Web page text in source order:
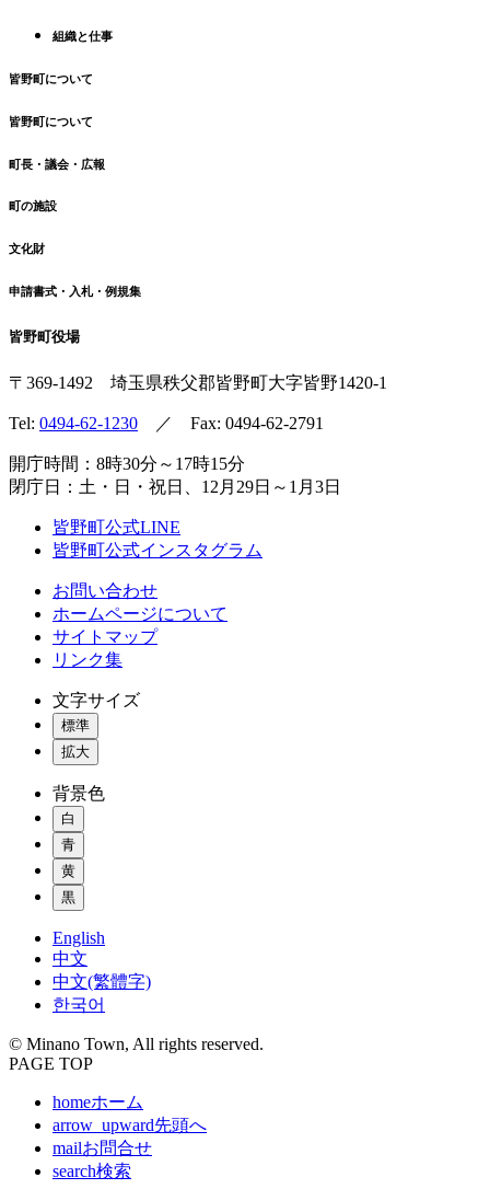
組織と仕事
皆野町について
皆野町について
町長・議会・広報
町の施設
文化財
申請書式・入札・例規集
皆野町役場
〒369-1492 埼玉県秩父郡皆野町大字皆野1420-1
Tel: 0494-62-1230 ／ Fax: 0494-62-2791
開庁時間：8時30分～17時15分
閉庁日：土・日・祝日、12月29日～1月3日
皆野町公式LINE
皆野町公式インスタグラム
お問い合わせ
ホームページについて
サイトマップ
リンク集
文字サイズ
標準
拡大
背景色
白
青
黄
黒
English
中文
中文(繁體字)
한국어
© Minano Town, All rights reserved.
PAGE TOP
homeホーム
arrow_upward先頭へ
mailお問合せ
search検索